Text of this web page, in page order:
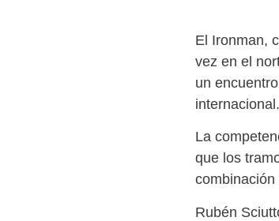
El Ironman,
vez en el
un
internacional.
La
que los
Rubén